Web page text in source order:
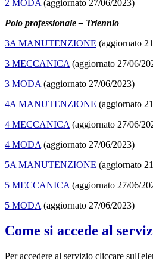
2 MODA (aggiornato 27/06/2023)
Polo professionale – Triennio
3A MANUTENZIONE (aggiornato
3 MECCANICA (aggiornato 27/06/
3 MODA (aggiornato 27/06/2023)
4A MANUTENZIONE (aggiornato
4 MECCANICA (aggiornato 27/06/
4 MODA (aggiornato 27/06/2023)
5A MANUTENZIONE (aggiornato
5 MECCANICA (aggiornato 27/06/
5 MODA (aggiornato 27/06/2023)
Come si accede al
Per accedere al servizio cliccare